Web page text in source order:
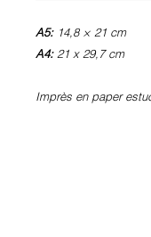
A5:14,8 × 21 cm
A4:21 x 29,7 cm
Imprès en paper